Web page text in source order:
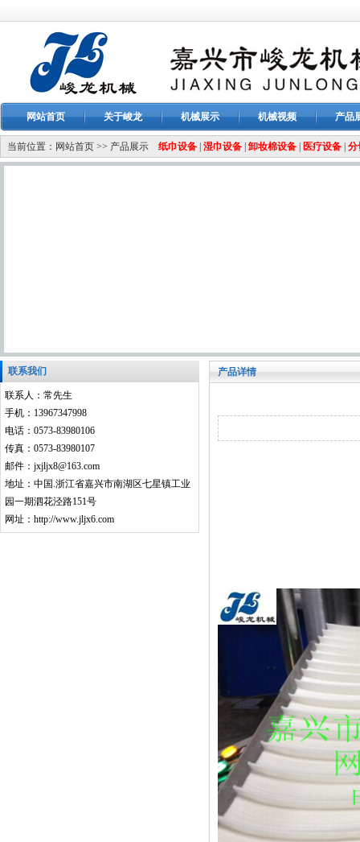
网站首页 关于峻龙 机械展示 机械视频 产品
当前位置： 网站首页 >> 产品展示 纸巾设备 湿巾设备 卸妆棉设备 医疗设备 分
联系我们
联系人：常先生
手机：13967347998
电话：0573-83980106
传真：0573-83980107
邮件：jxjljx8@163.com
地址：中国.浙江省嘉兴市南湖区七星镇工业
园一期泗花泾路151号
网址：http://www.jljx6.com
产品详情